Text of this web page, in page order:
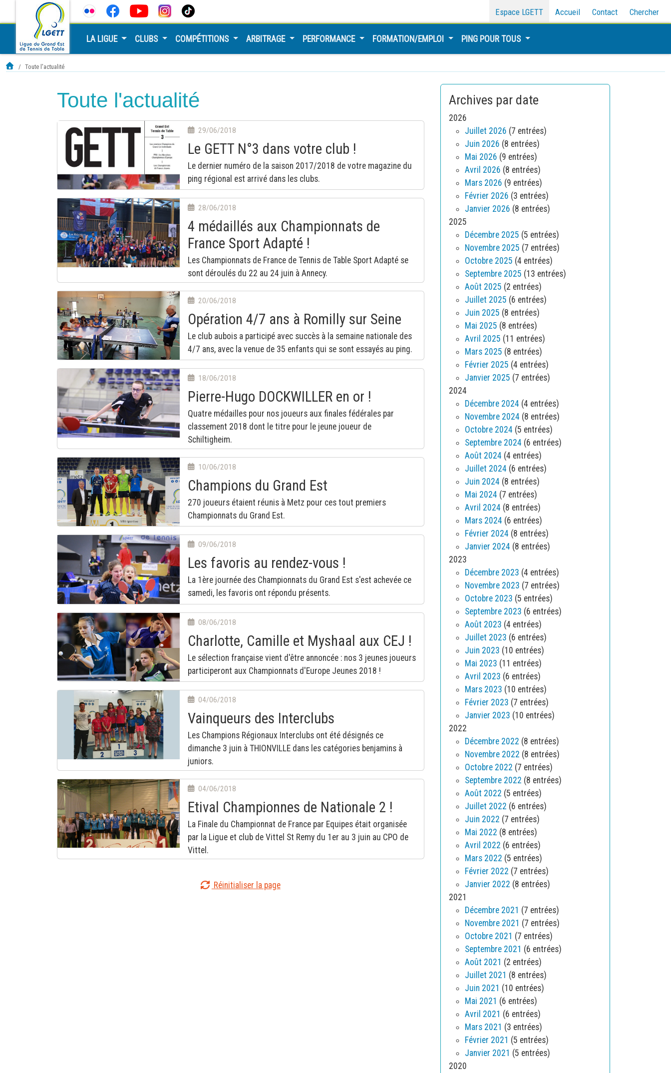
Espace LGETT Accueil Contact Chercher
LA LIGUE CLUBS COMPÉTITIONS ARBITRAGE PERFORMANCE FORMATION/EMPLOI PING POUR TOUS
Toute l'actualité
Toute l'actualité
29/06/2018
Le GETT N°3 dans votre club !
Le dernier numéro de la saison 2017/2018 de votre magazine du
ping régional est arrivé dans les clubs.
28/06/2018
4 médaillés aux Championnats de
France Sport Adapté !
Les Championnats de France de Tennis de Table Sport Adapté se
sont déroulés du 22 au 24 juin à Annecy.
20/06/2018
Opération 4/7 ans à Romilly sur Seine
Le club aubois a participé avec succès à la semaine nationale des
4/7 ans, avec la venue de 35 enfants qui se sont essayés au ping.
18/06/2018
Pierre-Hugo DOCKWILLER en or !
Quatre médailles pour nos joueurs aux finales fédérales par
classement 2018 dont le titre pour le jeune joueur de
Schiltigheim.
10/06/2018
Champions du Grand Est
270 joueurs étaient réunis à Metz pour ces tout premiers
Championnats du Grand Est.
09/06/2018
Les favoris au rendez-vous !
La 1ère journée des Championnats du Grand Est s'est achevée ce
samedi, les favoris ont répondu présents.
08/06/2018
Charlotte, Camille et Myshaal aux CEJ !
Le sélection française vient d'être annoncée : nos 3 jeunes joueurs
participeront aux Championnats d'Europe Jeunes 2018 !
04/06/2018
Vainqueurs des Interclubs
Les Champions Régionaux Interclubs ont été désignés ce
dimanche 3 juin à THIONVILLE dans les catégories benjamins à
juniors.
04/06/2018
Etival Championnes de Nationale 2 !
La Finale du Championnat de France par Equipes était organisée
par la Ligue et club de Vittel St Remy du 1er au 3 juin au CPO de
Vittel.
Réinitialiser la page
Archives par date
2026
Juillet 2026 (7 entrées)
Juin 2026 (8 entrées)
Mai 2026 (9 entrées)
Avril 2026 (8 entrées)
Mars 2026 (9 entrées)
Février 2026 (3 entrées)
Janvier 2026 (8 entrées)
2025
Décembre 2025 (5 entrées)
Novembre 2025 (7 entrées)
Octobre 2025 (4 entrées)
Septembre 2025 (13 entrées)
Août 2025 (2 entrées)
Juillet 2025 (6 entrées)
Juin 2025 (8 entrées)
Mai 2025 (8 entrées)
Avril 2025 (11 entrées)
Mars 2025 (8 entrées)
Février 2025 (4 entrées)
Janvier 2025 (7 entrées)
2024
Décembre 2024 (4 entrées)
Novembre 2024 (8 entrées)
Octobre 2024 (5 entrées)
Septembre 2024 (6 entrées)
Août 2024 (4 entrées)
Juillet 2024 (6 entrées)
Juin 2024 (8 entrées)
Mai 2024 (7 entrées)
Avril 2024 (8 entrées)
Mars 2024 (6 entrées)
Février 2024 (8 entrées)
Janvier 2024 (8 entrées)
2023
Décembre 2023 (4 entrées)
Novembre 2023 (7 entrées)
Octobre 2023 (5 entrées)
Septembre 2023 (6 entrées)
Août 2023 (4 entrées)
Juillet 2023 (6 entrées)
Juin 2023 (10 entrées)
Mai 2023 (11 entrées)
Avril 2023 (6 entrées)
Mars 2023 (10 entrées)
Février 2023 (7 entrées)
Janvier 2023 (10 entrées)
2022
Décembre 2022 (8 entrées)
Novembre 2022 (8 entrées)
Octobre 2022 (7 entrées)
Septembre 2022 (8 entrées)
Août 2022 (5 entrées)
Juillet 2022 (6 entrées)
Juin 2022 (7 entrées)
Mai 2022 (8 entrées)
Avril 2022 (6 entrées)
Mars 2022 (5 entrées)
Février 2022 (7 entrées)
Janvier 2022 (8 entrées)
2021
Décembre 2021 (7 entrées)
Novembre 2021 (7 entrées)
Octobre 2021 (7 entrées)
Septembre 2021 (6 entrées)
Août 2021 (2 entrées)
Juillet 2021 (8 entrées)
Juin 2021 (10 entrées)
Mai 2021 (6 entrées)
Avril 2021 (6 entrées)
Mars 2021 (3 entrées)
Février 2021 (5 entrées)
Janvier 2021 (5 entrées)
2020